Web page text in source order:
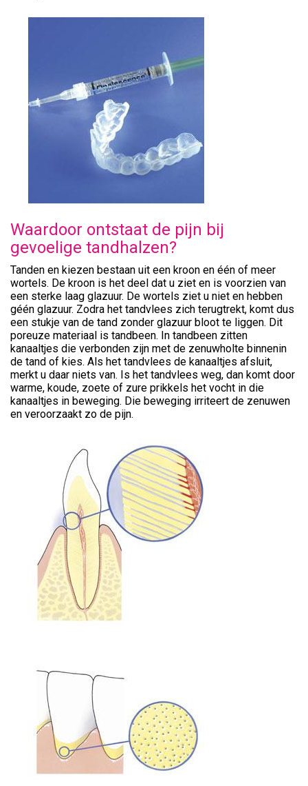
Waardoor ontstaat de pijn bij
gevoelige tandhalzen?
Tanden en kiezen bestaan uit een kroon en één of meer
wortels. De kroon is het deel dat u ziet en is voorzien van
een sterke laag glazuur. De wortels ziet u niet en hebben
géén glazuur. Zodra het tandvlees zich terugtrekt, komt dus
een stukje van de tand zonder glazuur bloot te liggen. Dit
poreuze materiaal is tandbeen. In tandbeen zitten
kanaaltjes die verbonden zijn met de zenuwholte binnenin
de tand of kies. Als het tandvlees de kanaaltjes afsluit,
merkt u daar niets van. Is het tandvlees weg, dan komt door
warme, koude, zoete of zure prikkels het vocht in die
kanaaltjes in beweging. Die beweging irriteert de zenuwen
en veroorzaakt zo de pijn.